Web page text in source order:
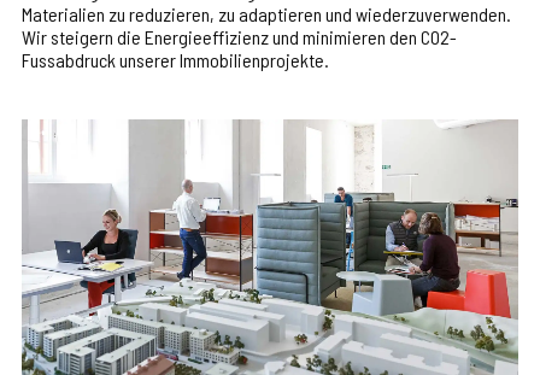
Materialien zu reduzieren, zu adaptieren und wiederzuverwenden.
Wir steigern die Energieeffizienz und minimieren den CO2-
Fussabdruck unserer Immobilienprojekte.